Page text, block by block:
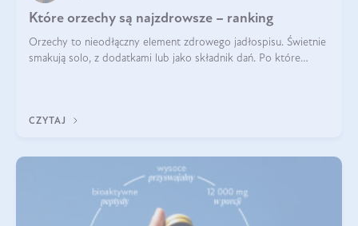
Które orzechy są najzdrowsze – ranking
Orzechy to nieodłączny element zdrowego jadłospisu. Świetnie
smakują solo, z dodatkami lub jako składnik dań. Po które
CZYTAJ